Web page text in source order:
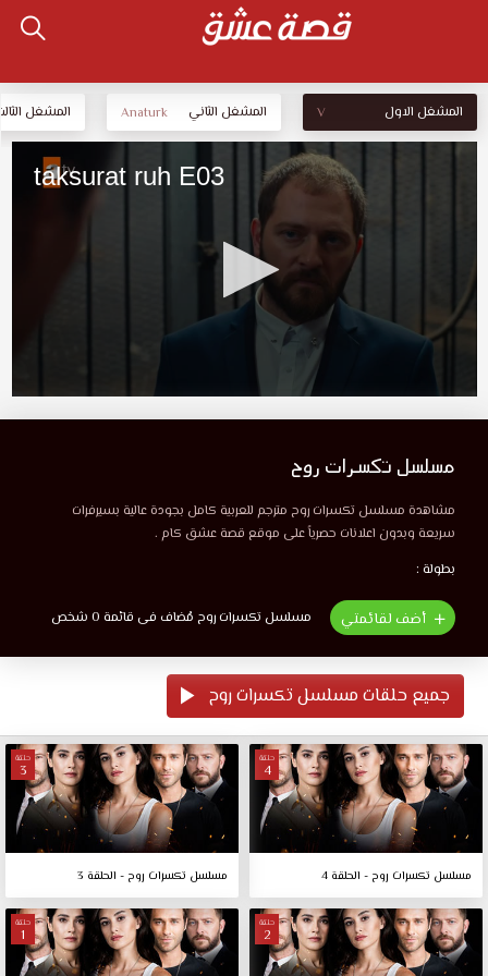
المشغل الاول V المشغل الثاني Anaturk المشغل
مسلسل تكسرات روح
مشاهدة مسلسل تكسرات روح مترجم للعربية كامل بجودة عالية بسيرفرات
سريعة وبدون اعلانات حصرياً على موقع قصة عشق كام .
بطولة :
أضف لقائمتي مسلسل تكسرات روح مُضاف فى قائمة 0 شخص
جميع حلقات مسلسل تكسرات روح
حلقة
4
مسلسل تكسرات روح - الحلقة 4
حلقة
3
مسلسل تكسرات روح - الحلقة 3
حلقة
2
حلقة
1